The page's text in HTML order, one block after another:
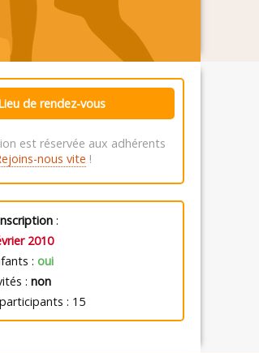
de rendez-vous
est réservée aux adhérents
nous vite !
:
2010
: oui
: non
: 15